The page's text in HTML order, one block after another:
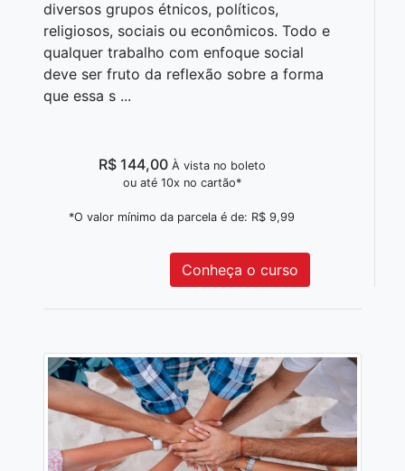
diversos grupos étnicos, políticos,
religiosos, sociais ou econômicos. Todo e
qualquer trabalho com enfoque social
deve ser fruto da reflexão sobre a forma
que essa s ...
R$ 144,00 À vista no boleto
ou até 10x no cartão*
*O valor mínimo da parcela é de: R$ 9,99
Conheça o curso